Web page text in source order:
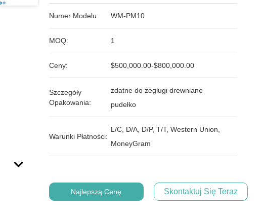
Numer Modelu: WM-PM10
MOQ: 1
Ceny: $500,000.00-$800,000.00
Szczegóły
Opakowania:
zdatne do żeglugi drewniane
pudełko
Warunki Płatności:
L/C, D/A, D/P, T/T, Western Union,
MoneyGram
Najlepszą Cenę Skontaktuj Się Teraz